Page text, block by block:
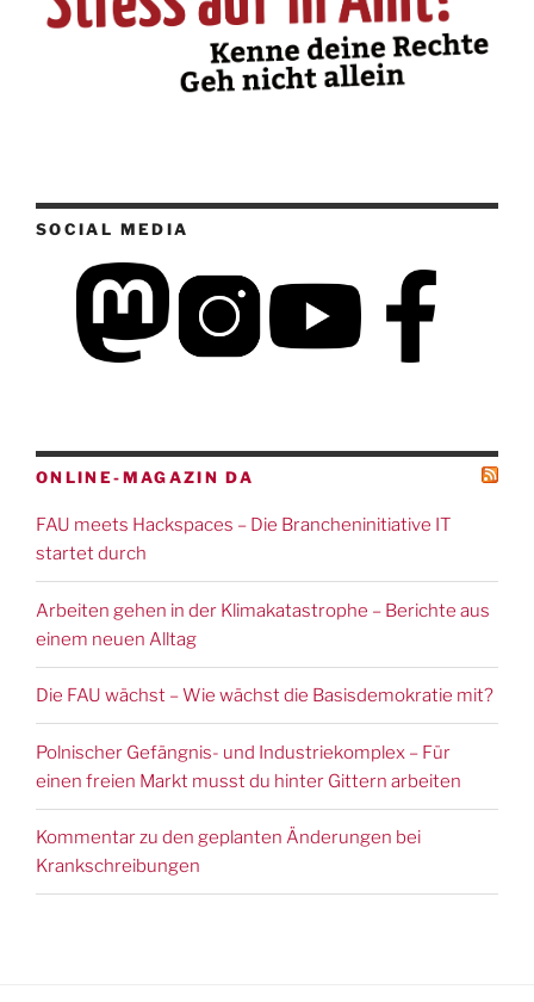
SOCIAL MEDIA
ONLINE-MAGAZIN DA
FAU meets Hackspaces – Die Brancheninitiative IT
startet durch
Arbeiten gehen in der Klimakatastrophe – Berichte aus
einem neuen Alltag
Die FAU wächst – Wie wächst die Basisdemokratie mit?
Polnischer Gefängnis- und Industriekomplex – Für
einen freien Markt musst du hinter Gittern arbeiten
Kommentar zu den geplanten Änderungen bei
Krankschreibungen